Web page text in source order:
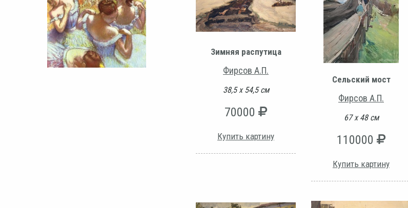
Зимняя распутица
Фирсов А.П.
38,5 х 54,5 см
70000
Купить картину
Сельский мост
Фирсов А.П.
67 х 48 см
110000
Купить картину